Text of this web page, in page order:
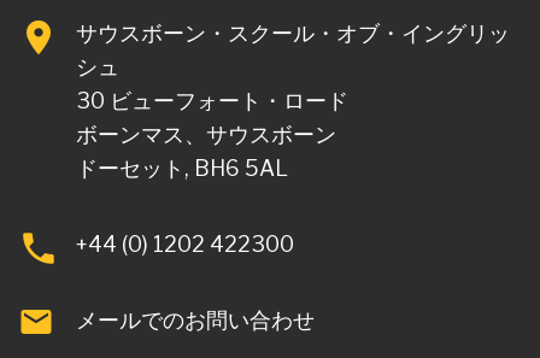
サウスボーン・スクール・オブ・イングリッ
シュ
30 ビューフォート・ロード
ボーンマス、サウスボーン
ドーセット, BH6 5AL
+44 (0) 1202 422300
メールでのお問い合わせ